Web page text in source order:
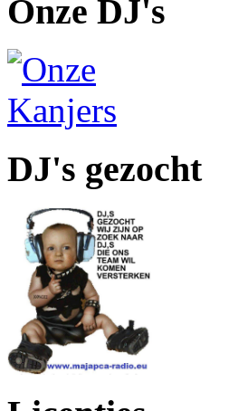
Onze DJ's
DJ's gezocht